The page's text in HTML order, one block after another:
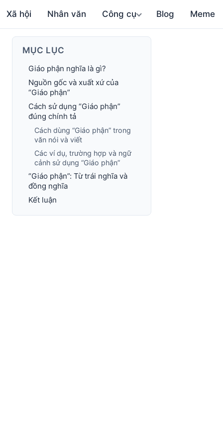
Xã hội Nhân văn Công cụ Blog Meme
MỤC LỤC
Giáo phận nghĩa là gì?
Nguồn gốc và xuất xứ của
“Giáo phận”
Cách sử dụng “Giáo phận”
đúng chính tả
Cách dùng “Giáo phận” trong
văn nói và viết
Các ví dụ, trường hợp và ngữ
cảnh sử dụng “Giáo phận”
“Giáo phận”: Từ trái nghĩa và
đồng nghĩa
Kết luận